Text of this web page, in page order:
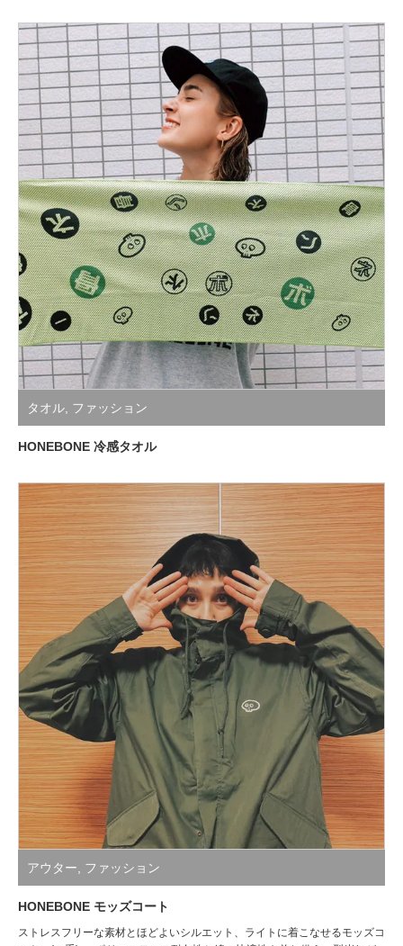
タオル, ファッション
HONEBONE 冷感タオル
アウター, ファッション
HONEBONE モッズコート
ストレスフリーな素材とほどよいシルエット、ライトに着こなせるモッズコ